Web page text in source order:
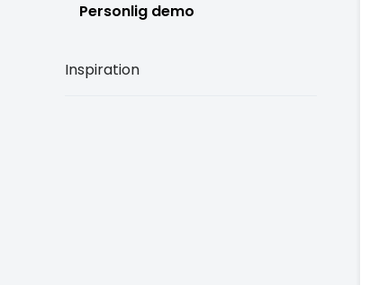
Personlig demo
Inspiration